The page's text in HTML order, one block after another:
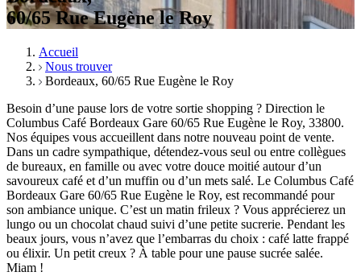
60/65 Rue Eugène le Roy
Accueil
Nous trouver
Bordeaux, 60/65 Rue Eugène le Roy
Besoin d’une pause lors de votre sortie shopping ? Direction le
Columbus Café Bordeaux Gare 60/65 Rue Eugène le Roy, 33800.
Nos équipes vous accueillent dans notre nouveau point de vente.
Dans un cadre sympathique, détendez-vous seul ou entre collègues
de bureaux, en famille ou avec votre douce moitié autour d’un
savoureux café et d’un muffin ou d’un mets salé. Le Columbus Café
Bordeaux Gare 60/65 Rue Eugène le Roy, est recommandé pour
son ambiance unique. C’est un matin frileux ? Vous apprécierez un
lungo ou un chocolat chaud suivi d’une petite sucrerie. Pendant les
beaux jours, vous n’avez que l’embarras du choix : café latte frappé
ou élixir. Un petit creux ? À table pour une pause sucrée salée.
Miam !